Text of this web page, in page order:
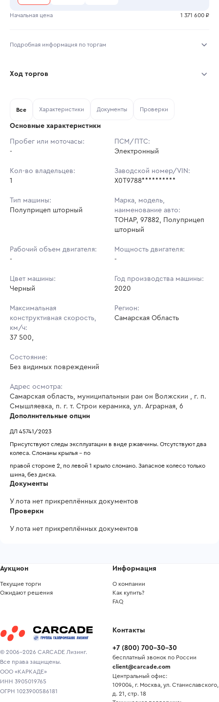
Начальная цена 1 371 600 ₽
Подробная информация по торгам
Тип аукциона: Открытые торги
Шаг торгов: 13 716 ₽
Кол-во ставок:
Ход торгов
Ставок не найдено
в аукционах
Все Характеристики Документы Проверки
Основные характеристики
Пробег или моточасы:
-
ПСМ/ПТС:
Электронный
Кол-во владельцев:
1
Заводской номер/VIN:
X0T9788**********
Тип машины:
Полуприцеп шторный
Марка, модель,
наименование авто:
ТОНАР, 97882, Полуприцеп
шторный
Рабочий объем двигателя:
-
Мощность двигателя:
-
Цвет машины:
Черный
Год производства машины:
2020
Максимальная
конструктивная скорость,
км/ч:
37 500,
Регион:
Самарская Область
Состояние:
Без видимых повреждений
Адрес осмотра:
Самарская область, муниципальныи раи он Волжскии , г. п.
Смышляевка, п. г. т. Строи керамика, ул. Аграрная, 6
Дополнительные опции
ДЛ 45741/2023
Присутствуют следы эксплуатации в виде ржавчины. Отсутствуют два
колеса. Сломаны крылья - по
правой стороне 2, по левой 1 крыло сломано. Запасное колесо только
шина, без диска.
Документы
У лота нет прикреплённых документов
Проверки
У лота нет прикреплённых документов
© 2006-2026 CARCADE Лизинг.
Все права защищены.
ООО «КАРКАДЕ»
ИНН 3905019765
ОГРН 1023900586181
Аукцион
Текущие торги
Ожидают решения
Информация
О компании
Как купить?
FAQ
Контакты
+7 (800) 700-30-30
бесплатный звонок по России
client@carcade.com
Центральный офис:
109004, г. Москва, ул. Станиславского,
д. 21, стр. 18